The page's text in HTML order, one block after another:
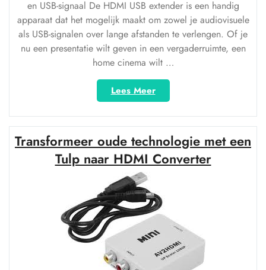
en USB-signaal De HDMI USB extender is een handig
apparaat dat het mogelijk maakt om zowel je audiovisuele
als USB-signalen over lange afstanden te verlengen. Of je
nu een presentatie wilt geven in een vergaderruimte, een
home cinema wilt …
Lees Meer“Ontdek
de
Voordelen
van
een
HDMI
USB
voor
Audiovisuele
en
USB-
Signalen”
Transformeer oude technologie met een
Tulp naar HDMI Converter